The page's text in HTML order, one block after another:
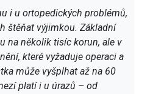
i u ortopedických problémů,
štěňat výjimkou. Základní
na několik tisíc korun, ale v
které vyžaduje operaci a
může vyšplhat až na 60
platí i u úrazů – od